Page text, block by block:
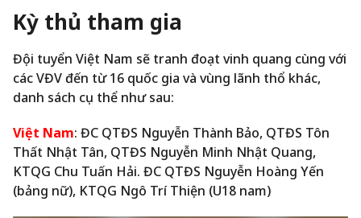
Kỳ thủ tham gia
Đội tuyển Việt Nam sẽ tranh đoạt vinh quang cùng với
các VĐV đến từ 16 quốc gia và vùng lãnh thổ khác,
danh sách cụ thể như sau:
Việt Nam: ĐC QTĐS Nguyễn Thành Bảo, QTĐS Tôn
Thất Nhật Tân, QTĐS Nguyễn Minh Nhật Quang,
KTQG Chu Tuấn Hải. ĐC QTĐS Nguyễn Hoàng Yến
(bảng nữ), KTQG Ngô Trí Thiện (U18 nam)